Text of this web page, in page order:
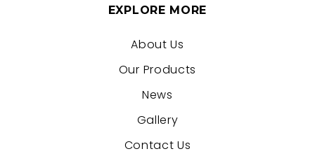
EXPLORE MORE
About Us
Our Products
News
Gallery
Contact Us